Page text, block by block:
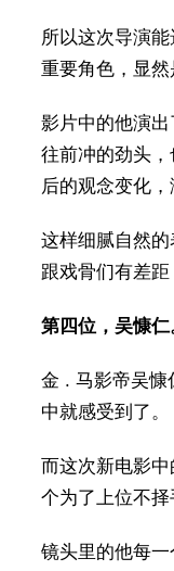
所以这次导演
重要角色，显然
影片中的他演
往前冲的劲头
后的观念变化，
这样细腻自然
跟戏骨们有差距
第四位，吴慷仁
金 . 马影帝吴慷
中就感受到了。
而这次新电影
个为了上位不择
镜头里的他每一